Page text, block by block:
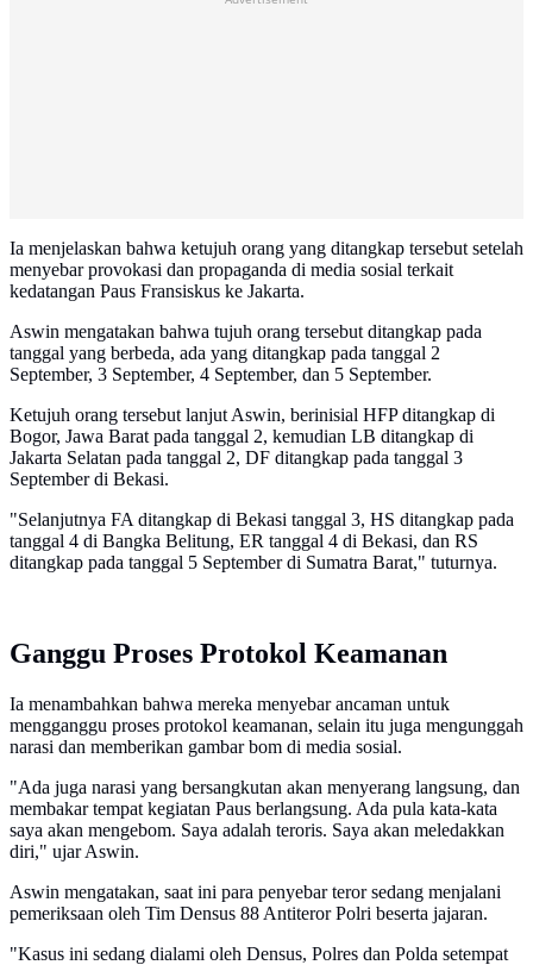
Ia menjelaskan bahwa ketujuh orang yang ditangkap tersebut setelah
menyebar provokasi dan propaganda di media sosial terkait
kedatangan Paus Fransiskus ke Jakarta.
Aswin mengatakan bahwa tujuh orang tersebut ditangkap pada
tanggal yang berbeda, ada yang ditangkap pada tanggal 2
September, 3 September, 4 September, dan 5 September.
Ketujuh orang tersebut lanjut Aswin, berinisial HFP ditangkap di
Bogor, Jawa Barat pada tanggal 2, kemudian LB ditangkap di
Jakarta Selatan pada tanggal 2, DF ditangkap pada tanggal 3
September di Bekasi.
"Selanjutnya FA ditangkap di Bekasi tanggal 3, HS ditangkap pada
tanggal 4 di Bangka Belitung, ER tanggal 4 di Bekasi, dan RS
ditangkap pada tanggal 5 September di Sumatra Barat," tuturnya.
Ganggu Proses Protokol Keamanan
Ia menambahkan bahwa mereka menyebar ancaman untuk
mengganggu proses protokol keamanan, selain itu juga mengunggah
narasi dan memberikan gambar bom di media sosial.
"Ada juga narasi yang bersangkutan akan menyerang langsung, dan
membakar tempat kegiatan Paus berlangsung. Ada pula kata-kata
saya akan mengebom. Saya adalah teroris. Saya akan meledakkan
diri," ujar Aswin.
Aswin mengatakan, saat ini para penyebar teror sedang menjalani
pemeriksaan oleh Tim Densus 88 Antiteror Polri beserta jajaran.
"Kasus ini sedang dialami oleh Densus, Polres dan Polda setempat